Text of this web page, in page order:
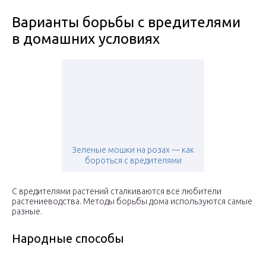
Варианты борьбы с вредителями
в домашних условиях
Зеленые мошки на розах — как
бороться с вредителями
С вредителями растений сталкиваются все любители
растениеводства. Методы борьбы дома используются самые
разные.
Народные способы